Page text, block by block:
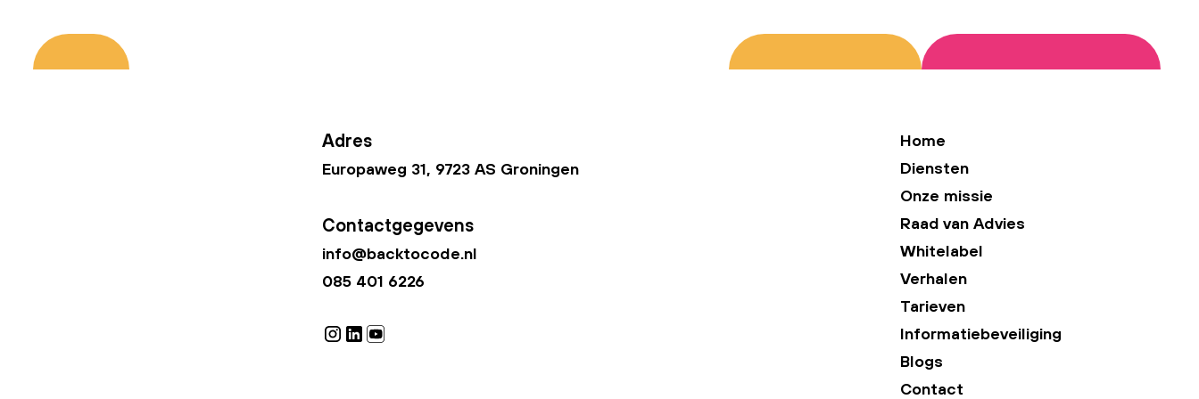
Adres
Europaweg 31, 9723 AS Groningen
Contactgegevens
info@backtocode.nl
085 401 6226
Home
Diensten
Onze missie
Raad van Advies
Whitelabel
Verhalen
Tarieven
Informatiebeveiliging
Blogs
Contact